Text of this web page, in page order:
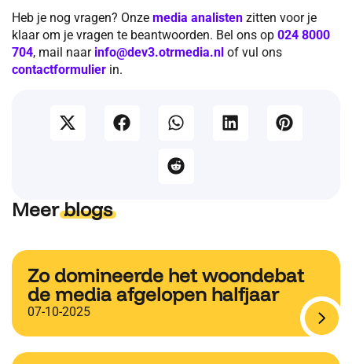
Heb je nog vragen? Onze media analisten zitten voor je
klaar om je vragen te beantwoorden. Bel ons op 024 8000
704, mail naar info@dev3.otrmedia.nl of vul ons
contactformulier in.
Meerblogs
Zo domineerde het woondebat
de media afgelopen halfjaar
07-10-2025